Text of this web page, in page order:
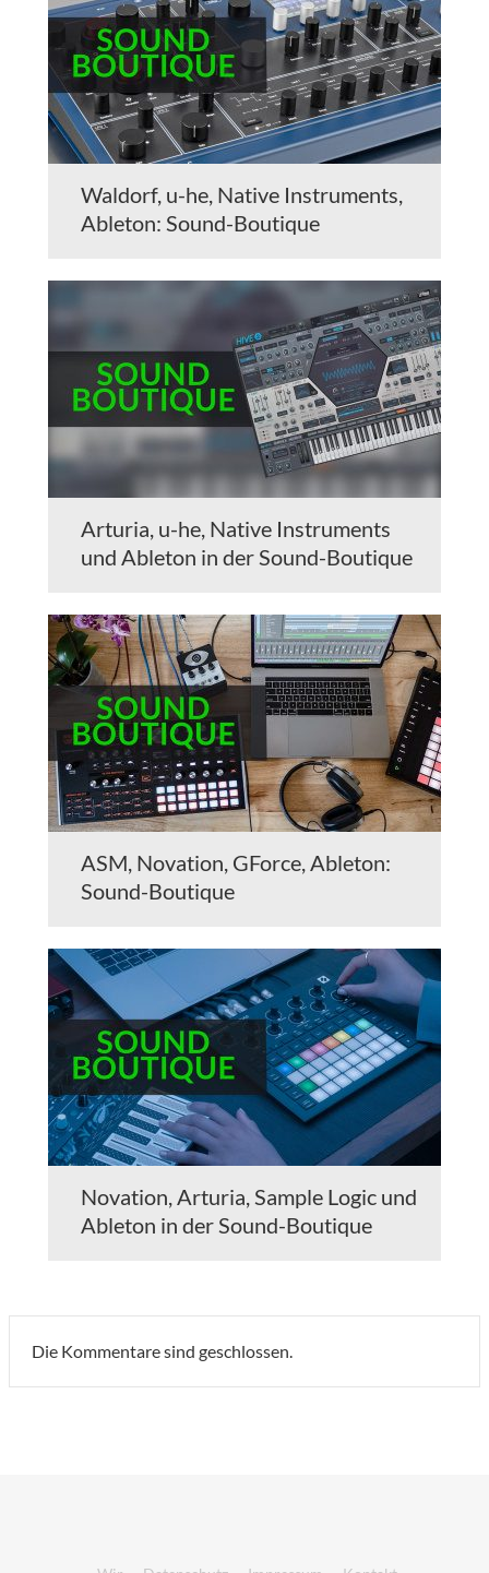
Waldorf, u-he, Native Instruments,
Ableton: Sound-Boutique
Arturia, u-he, Native Instruments
und Ableton in der Sound-Boutique
ASM, Novation, GForce, Ableton:
Sound-Boutique
Novation, Arturia, Sample Logic und
Ableton in der Sound-Boutique
Die Kommentare sind geschlossen.